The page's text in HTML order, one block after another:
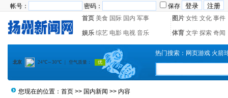
帐号： 密码：
保存
首页 美食 国际 国内 军事 图片 女性 文化 事件
娱乐 综艺 电影 电视 音乐 体育 文学 探索 奇闻
热门搜索： 网页游戏 火箭
您现在的位置： 首页 >> 国内新闻 >> 内容